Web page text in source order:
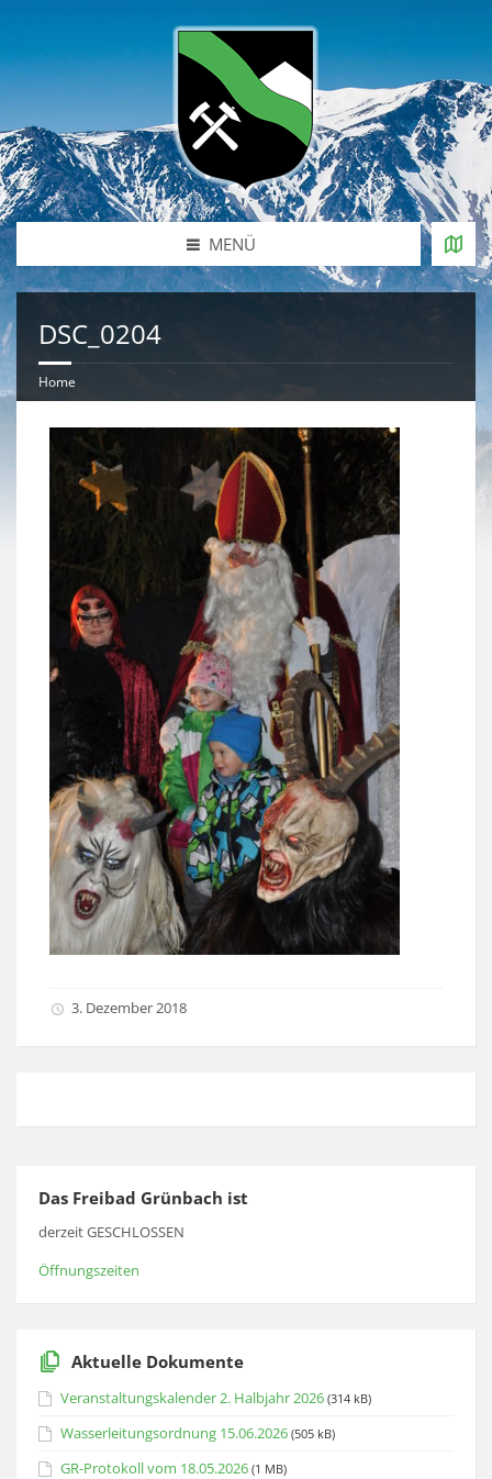
MENÜ
DSC_0204
Home
3. Dezember 2018
Das Freibad Grünbach ist
derzeit GESCHLOSSEN
Öffnungszeiten
Aktuelle Dokumente
Veranstaltungskalender 2. Halbjahr 2026 (314 kB)
Wasserleitungsordnung 15.06.2026 (505 kB)
GR-Protokoll vom 18.05.2026 (1 MB)